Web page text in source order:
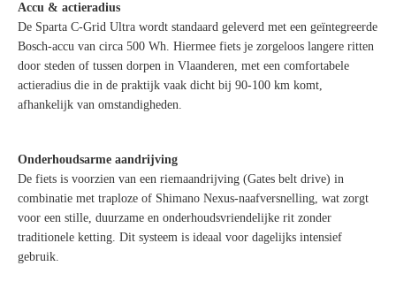
Accu & actieradius
De Sparta C-Grid Ultra wordt standaard geleverd met een geïntegreerde
Bosch-accu van circa 500 Wh. Hiermee fiets je zorgeloos langere ritten
door steden of tussen dorpen in Vlaanderen, met een comfortabele
actieradius die in de praktijk vaak dicht bij 90-100 km komt,
afhankelijk van omstandigheden.
Onderhoudsarme aandrijving
De fiets is voorzien van een riemaandrijving (Gates belt drive) in
combinatie met traploze of Shimano Nexus-naafversnelling, wat zorgt
voor een stille, duurzame en onderhoudsvriendelijke rit zonder
traditionele ketting. Dit systeem is ideaal voor dagelijks intensief
gebruik.